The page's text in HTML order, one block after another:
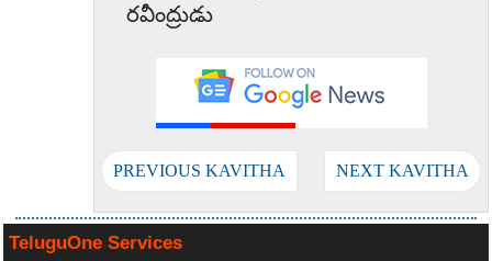
రవీంద్రుడు
PREVIOUS KAVITHA NEXT KAVITHA
TeluguOne Services